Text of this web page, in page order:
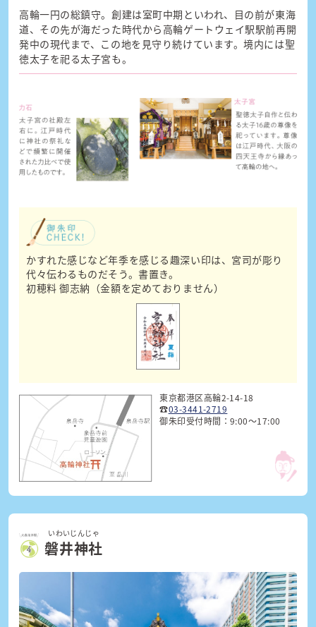
高輪一円の総鎮守。創建は室町中期といわれ、目の前が東海
道、その先が海だった時代から高輪ゲートウェイ駅駅前再開
発中の現代まで、この地を見守り続けています。境内には聖
徳太子を祀る太子宮も。
かすれた感じなど年季を感じる趣深い印は、宮司が彫り
代々伝わるものだそう。書置き。
初穂料 御志納（金額を定めておりません）
東京都港区高輪2-14-18
☎03-3441-2719
御朱印受付時間：9:00〜17:00
磐井神社
いわいじんじゃ